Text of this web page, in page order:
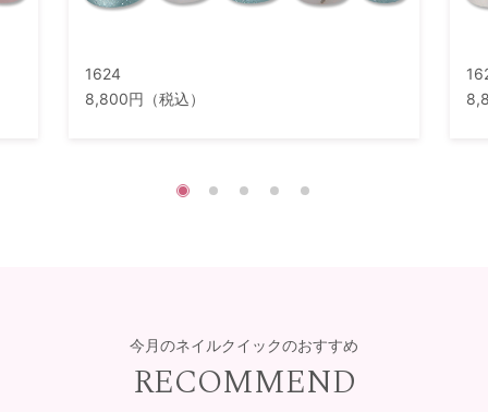
1624
8,800円（税込）
今月のネイルクイックのおすすめ
RECOMMEND